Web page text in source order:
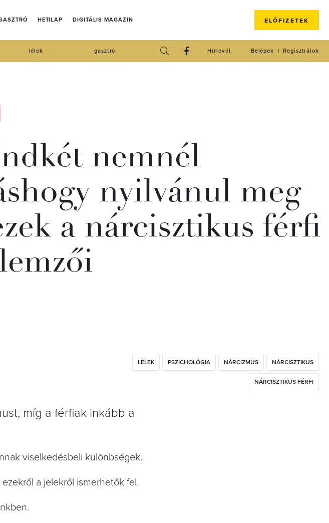
HETILAP DIGITÁLIS MAGAZIN ELŐFIZETEK
lélek gasztró Regisztrálok
Belépek
Hírlevél
nemnél
nyilvánul meg
a nárcisztikus férfi
LÉLEK PSZICHOLÓGIA NÁRCIZMUS NÁRCISZTIKUS
NÁRCISZTIKUS FÉRFI
míg a férfiak inkább a
viselkedésbeli különbségek.
a jelekről ismerhetők fel.